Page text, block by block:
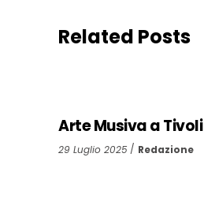
Related Posts
Arte Musiva a Tivoli
29 Luglio 2025 Redazione